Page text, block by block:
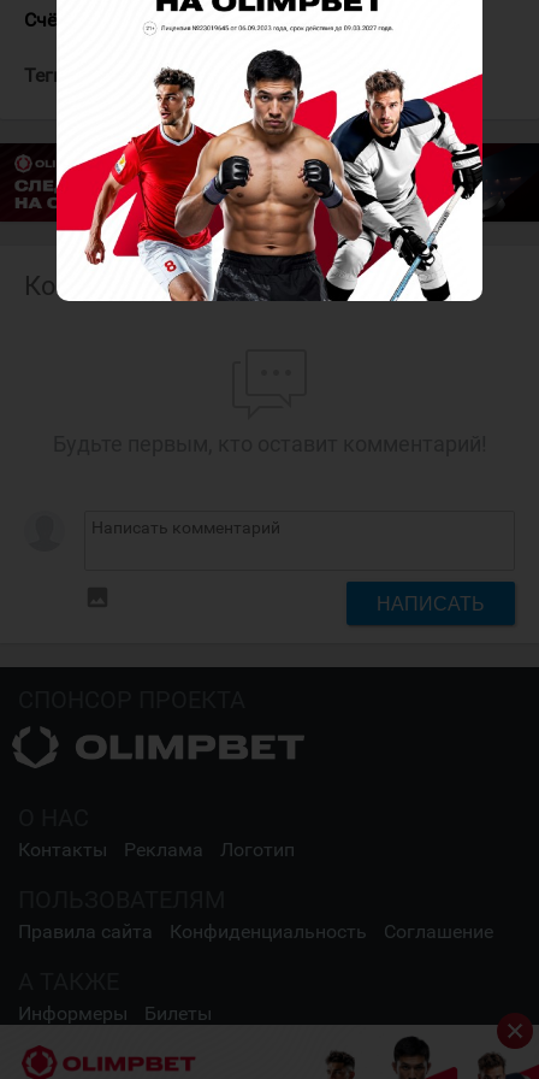
Счёт в серии: АКМ - Нефтяник 0:2 (3:4, 1:3)
Теги: Нефтяник
Комментарии
НАПИСАТЬ
Контакты Реклама Логотип
Правила сайта Конфиденциальность Соглашение
Информеры Билеты
СОЦИАЛЬНЫЕ СЕТИ